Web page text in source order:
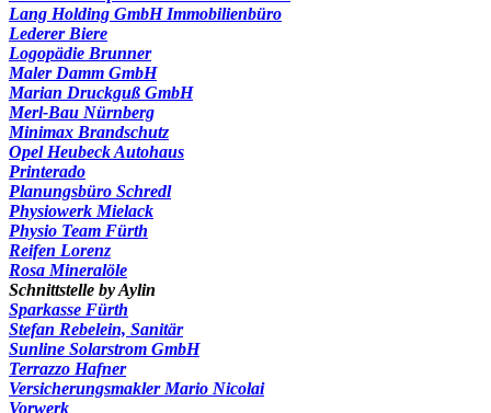
Lang Holding GmbH Immobilienbüro
Lederer Biere
Logopädie Brunner
Maler Damm GmbH
Marian Druckguß GmbH
Merl-Bau Nürnberg
Minimax Brandschutz
Opel Heubeck Autohaus
Printerado
Planungsbüro Schredl
Physiowerk Mielack
Physio Team Fürth
Reifen Lorenz
Rosa Mineralöle
Schnittstelle by Aylin
Sparkasse Fürth
Stefan Rebelein, Sanitär
Sunline Solarstrom GmbH
Terrazzo Hafner
Versicherungsmakler Mario Nicolai
Vorwerk